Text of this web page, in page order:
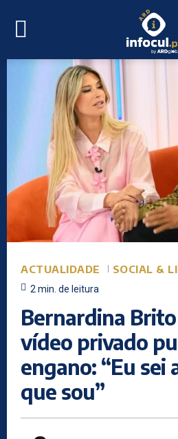
ACTUALIDADE SOCIAL &
2min. de leitura
Bernardina
vídeo privado
engano: “Eu sei
que sou”